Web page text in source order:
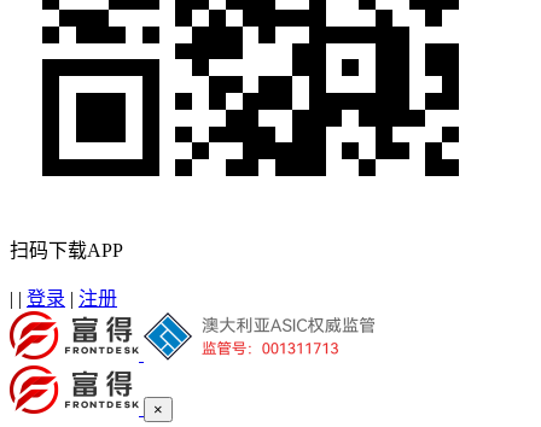
扫码下载APP
| | 登录 | 注册
×